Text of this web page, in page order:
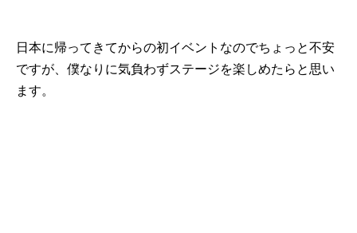
日本に帰ってきてからの初イベントなのでちょっと不安
ですが、僕なりに気負わずステージを楽しめたらと思い
ます。